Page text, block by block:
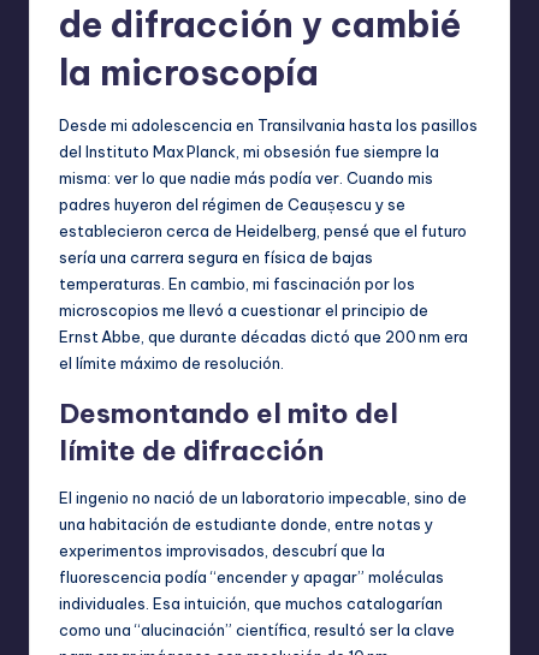
de difracción y cambié
la microscopía
Desde mi adolescencia en Transilvania hasta los pasillos
del Instituto Max Planck, mi obsesión fue siempre la
misma: ver lo que nadie más podía ver. Cuando mis
padres huyeron del régimen de Ceaușescu y se
establecieron cerca de Heidelberg, pensé que el futuro
sería una carrera segura en física de bajas
temperaturas. En cambio, mi fascinación por los
microscopios me llevó a cuestionar el principio de
Ernst Abbe, que durante décadas dictó que 200 nm era
el límite máximo de resolución.
Desmontando el mito del
límite de difracción
El ingenio no nació de un laboratorio impecable, sino de
una habitación de estudiante donde, entre notas y
experimentos improvisados, descubrí que la
fluorescencia podía “encender y apagar” moléculas
individuales. Esa intuición, que muchos catalogarían
como una “alucinación” científica, resultó ser la clave